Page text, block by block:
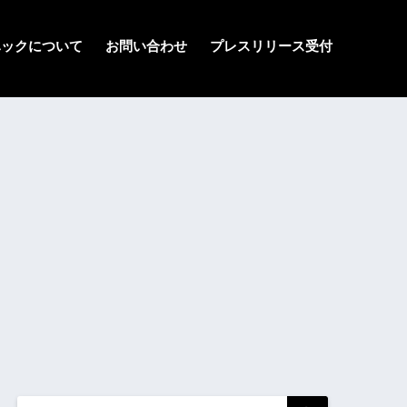
クについて お問い合わせ プレスリリース受付